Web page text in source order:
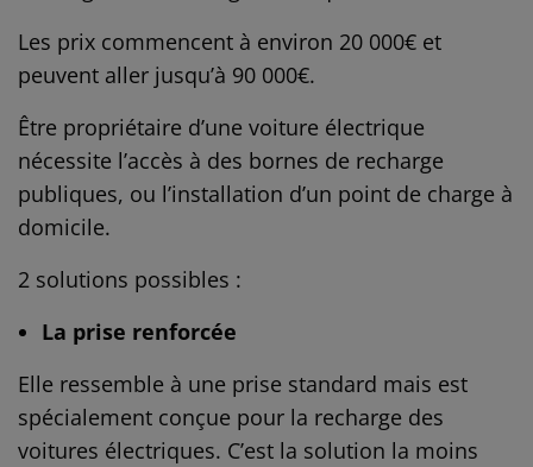
Les prix commencent à environ 20 000€ et
peuvent aller jusqu’à 90 000€.
Être propriétaire d’une voiture électrique
nécessite l’accès à des bornes de recharge
publiques, ou l’installation d’un point de charge à
domicile.
2 solutions possibles :
La prise renforcée
Elle ressemble à une prise standard mais est
spécialement conçue pour la recharge des
voitures électriques. C’est la solution la moins